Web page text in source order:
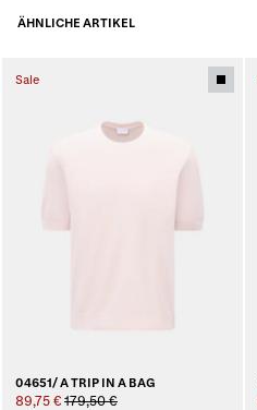
ÄHNLICHE ARTIKEL
Sale
04651/ A TRIP IN A BAG
89,75 € 179,50 €